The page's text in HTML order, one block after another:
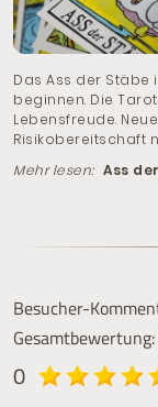
Das Ass der Stäbe
beginnen. Die
Lebensfreude.
Risikobereitschaft
Mehr lesen: Ass
Besucher-
Gesamtbewertung:
0